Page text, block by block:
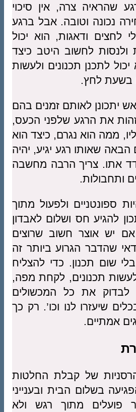
שהראיה צרה, אין סיכוי
נכונה וטובה. אבל ברגע
לחצים ודאגות, הוא יכול
לחשוב היטב כיצד
יכול לתכנן תכנונים ולעשות
בשעת לחץ.
יתכונן לאותם זמנים בהם
את הרגע שלפני הכעס,
ממה הוא נגרם, כיצד הוא
הבאה שאותו רגע יגיע, יהיה
אתו. צריך הרבה מחשבה
ותחבולות.
ספונטניים ולפעול מתוך
להגיע חס ושלום לאבדון
יש אוצר חשוב שרוצים
שהדבר הגרוע ביותר זה
שום תכנון. כדי להצליח
לעשות תכנונים, לקחת מפה,
את כל המכשולים
שיעזרו לנו וכו’. רק כך
אמתיים.
של קבלת החלטות
בשלום הבית ובענייני
פועלים מתוך רגש ולא